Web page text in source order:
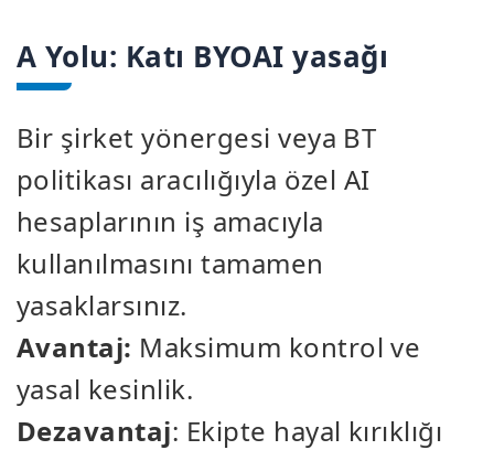
A Yolu: Katı BYOAI yasağı
Bir şirket yönergesi veya BT
politikası aracılığıyla özel AI
hesaplarının iş amacıyla
kullanılmasını tamamen
yasaklarsınız.
Avantaj: Maksimum kontrol ve
yasal kesinlik.
Dezavantaj: Ekipte hayal kırıklığı